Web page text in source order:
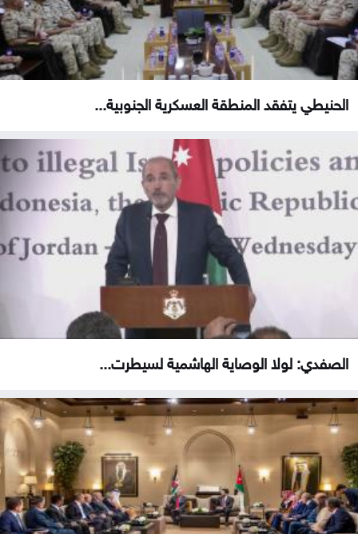
الحنيطي يتفقد المنطقة العسكرية الجنوبية...
الصفدي: لولا الوصاية الهاشمية لسيطرت...